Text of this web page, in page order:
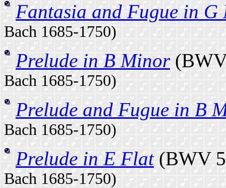
Fantasia and Fugue in G
Bach 1685-1750)
Prelude in B Minor
Bach 1685-1750)
Prelude and Fugue in B
Bach 1685-1750)
Prelude in E Flat
Bach 1685-1750)